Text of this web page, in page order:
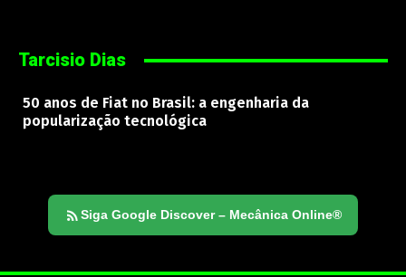
Tarcisio Dias
50 anos de Fiat no Brasil: a engenharia da
popularização tecnológica
Siga Google Discover – Mecânica Online®